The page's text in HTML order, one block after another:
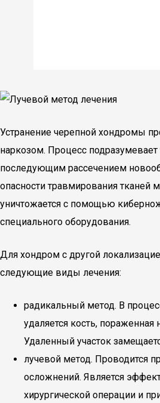
Устранение черепной хондромы
наркозом. Процесс
последующим рассечением
опасности травмирования тканей
уничтожается с помощью
специального оборудования.
Для хондром с другой
следующие виды лечения:
радикальный метод. В
удаляется кость,
Удаленный участок
лучевой метод. Проводится
осложнений. Является
хирургической операции и